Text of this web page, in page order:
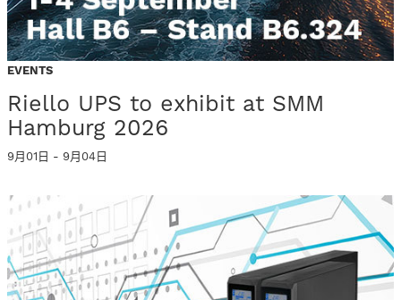
EVENTS
Riello UPS to exhibit at SMM
Hamburg 2026
9月01日 - 9月04日